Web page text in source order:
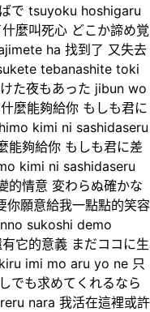
で tsuyoku hoshigaru
麼叫死心 どこか諦め覚
ha 找到了 又失去
tebanashite toki
た夜もあった jibun wo
麼能夠給你 もしも君に
kimi ni sashidaseru
夠給你 もしも君に差
kimi ni sashidaseru
情意 変わらぬ確かな
願意給我一點點的笑容
sukoshi demo
它的意義 まだココに生
imi mo aru yo ne 只
でも求めてくれるなら
nara 我活在這裡或許